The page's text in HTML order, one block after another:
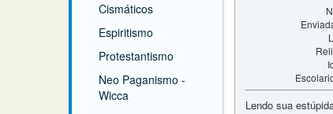
Cismáticos
Espiritismo
Protestantismo
Neo Paganismo -
Wicca
Lendo sua